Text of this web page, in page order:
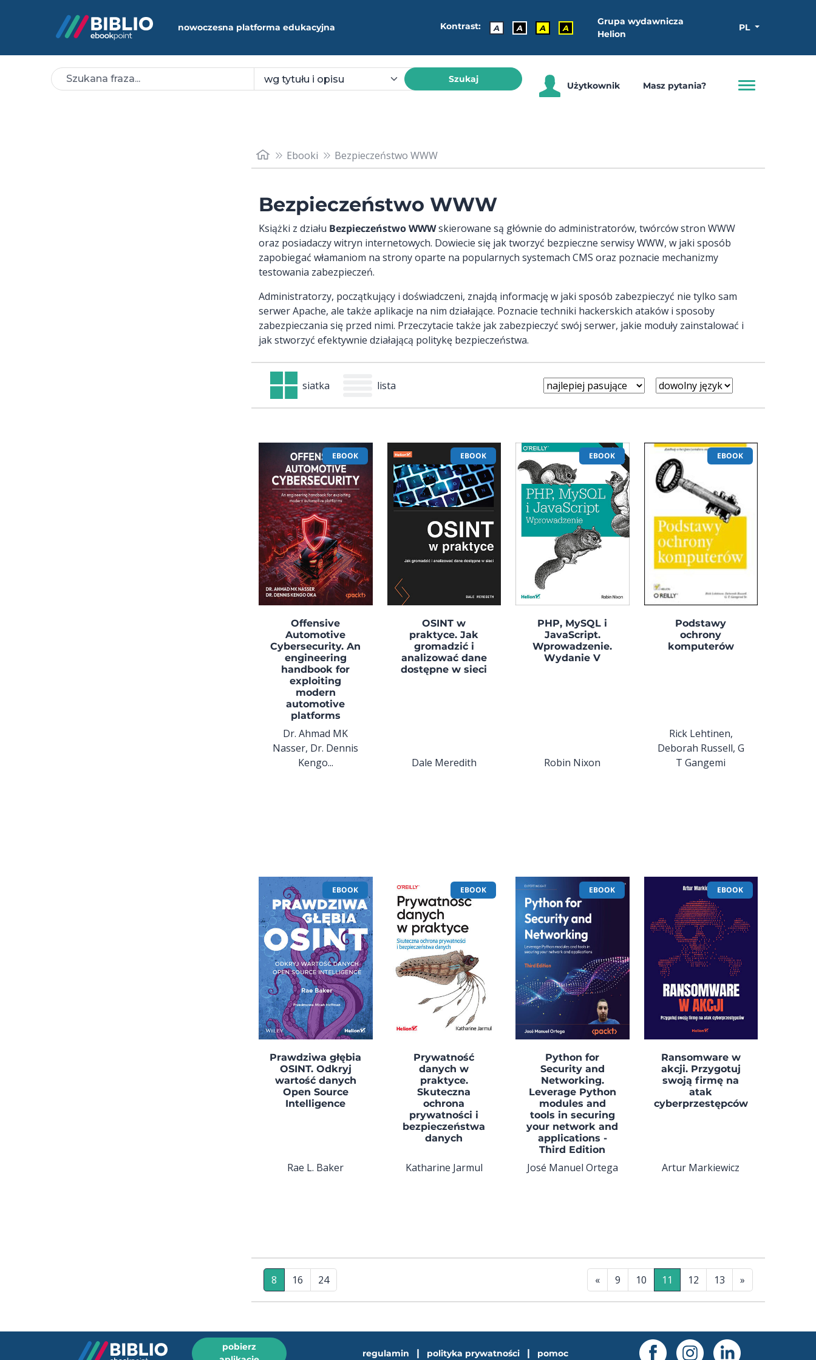
nowoczesna platforma edukacyjna Kontrast: A A A A
Grupa wydawnicza
Helion
PL
Szukaj
Użytkownik Masz pytania?
Ebooki Bezpieczeństwo WWW
Bezpieczeństwo WWW
Książki z działu Bezpieczeństwo WWWskierowane są głównie do administratorów, twórców stron WWW
oraz posiadaczy witryn internetowych. Dowiecie się jak tworzyć bezpieczne serwisy WWW, w jaki sposób
zapobiegać włamaniom na strony oparte na popularnych systemach CMS oraz poznacie mechanizmy
testowania zabezpieczeń.
Administratorzy, początkujący i doświadczeni, znajdą informację w jaki sposób zabezpieczyć nie tylko sam
serwer Apache, ale także aplikacje na nim działające. Poznacie techniki hackerskich ataków i sposoby
zabezpieczania się przed nimi. Przeczytacie także jak zabezpieczyć swój serwer, jakie moduły zainstalować i
jak stworzyć efektywnie działającą politykę bezpieczeństwa.
siatka lista
EBOOK
Offensive
Automotive
Cybersecurity. An
engineering
handbook for
exploiting
modern
automotive
platforms
Dr. Ahmad MK
Nasser, Dr. Dennis
Kengo...
EBOOK
OSINT w
praktyce. Jak
gromadzić i
analizować dane
dostępne w sieci
Dale Meredith
EBOOK
PHP, MySQL i
JavaScript.
Wprowadzenie.
Wydanie V
Robin Nixon
EBOOK
Podstawy
ochrony
komputerów
Rick Lehtinen,
Deborah Russell, G
T Gangemi
EBOOK
Prawdziwa głębia
OSINT. Odkryj
wartość danych
Open Source
Intelligence
Rae L. Baker
EBOOK
Prywatność
danych w
praktyce.
Skuteczna
ochrona
prywatności i
bezpieczeństwa
danych
Katharine Jarmul
EBOOK
Python for
Security and
Networking.
Leverage Python
modules and
tools in securing
your network and
applications -
Third Edition
José Manuel Ortega
EBOOK
Ransomware w
akcji. Przygotuj
swoją firmę na
atak
cyberprzestępców
Artur Markiewicz
8 16 24 « 9 10 11 12 13 »
pobierz
regulamin | polityka prywatności | pomoc